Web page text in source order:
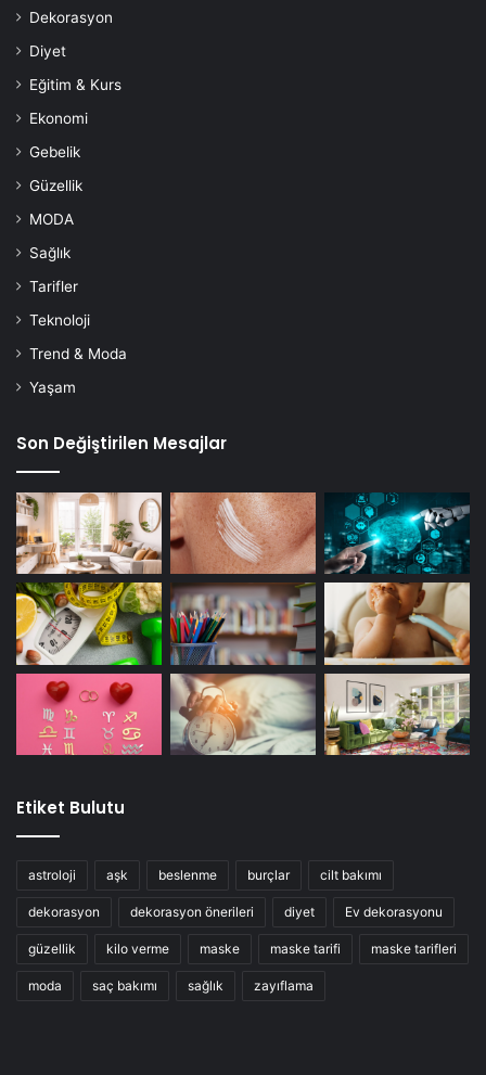
Dekorasyon
Diyet
Eğitim & Kurs
Ekonomi
Gebelik
Güzellik
MODA
Sağlık
Tarifler
Teknoloji
Trend & Moda
Yaşam
Son Değiştirilen Mesajlar
Etiket Bulutu
astroloji aşk beslenme burçlar cilt bakımı
dekorasyon dekorasyon önerileri diyet Ev dekorasyonu
güzellik kilo verme maske maske tarifi maske tarifleri
moda saç bakımı sağlık zayıflama